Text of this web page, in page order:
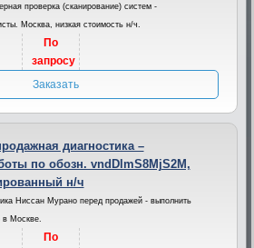
проверка (сканирование) систем -
Москва, низкая стоимость н/ч.
По
запросу
Заказать
диагностика –
по обозн. vndDlmS8MjS2M,
н/ч
Ниссан Мурано перед продажей - выполнить
в Москве.
По